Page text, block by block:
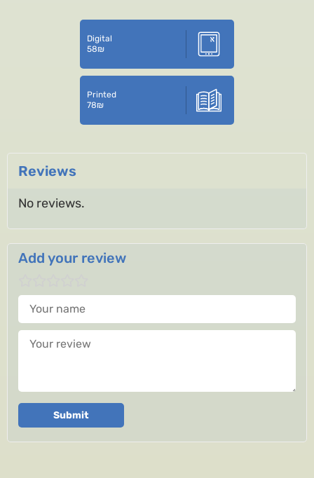
Digital
58₪
Printed
78₪
Reviews
No reviews.
Add your review
Your name
Your review
Submit